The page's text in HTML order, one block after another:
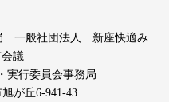
一般社団法人 新座快適み
議
実行委員会事務局
が丘6-941-43